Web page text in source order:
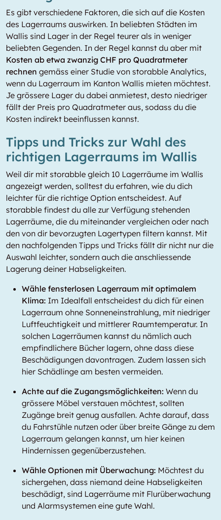
Es gibt verschiedene Faktoren, die sich auf die Kosten
des Lagerraums auswirken. In beliebten Städten im
Wallis sind Lager in der Regel teurer als in weniger
beliebten Gegenden. In der Regel kannst du aber mit
Kosten ab etwa zwanzig CHF pro Quadratmeter
rechnen gemäss einer Studie von storabble Analytics,
wenn du Lagerraum im Kanton Wallis mieten möchtest.
Je grössere Lager du dabei anmietest, desto niedriger
fällt der Preis pro Quadratmeter aus, sodass du die
Kosten indirekt beeinflussen kannst.
Tipps und Tricks zur Wahl des
richtigen Lagerraums im Wallis
Weil dir mit storabble gleich 10 Lagerräume im Wallis
angezeigt werden, solltest du erfahren, wie du dich
leichter für die richtige Option entscheidest. Auf
storabble findest du alle zur Verfügung stehenden
Lagerräume, die du miteinander vergleichen oder nach
den von dir bevorzugten Lagertypen filtern kannst. Mit
den nachfolgenden Tipps und Tricks fällt dir nicht nur die
Auswahl leichter, sondern auch die anschliessende
Lagerung deiner Habseligkeiten.
Wähle fensterlosen Lagerraum mit optimalem
Klima: Im Idealfall entscheidest du dich für einen
Lagerraum ohne Sonneneinstrahlung, mit niedriger
Luftfeuchtigkeit und mittlerer Raumtemperatur. In
solchen Lagerräumen kannst du nämlich auch
empfindlichere Bücher lagern, ohne dass diese
Beschädigungen davontragen. Zudem lassen sich
hier Schädlinge am besten vermeiden.
Achte auf die Zugangsmöglichkeiten: Wenn du
grössere Möbel verstauen möchtest, sollten
Zugänge breit genug ausfallen. Achte darauf, dass
du Fahrstühle nutzen oder über breite Gänge zu dem
Lagerraum gelangen kannst, um hier keinen
Hindernissen gegenüberzustehen.
Wähle Optionen mit Überwachung: Möchtest du
sichergehen, dass niemand deine Habseligkeiten
beschädigt, sind Lagerräume mit Flurüberwachung
und Alarmsystemen eine gute Wahl.